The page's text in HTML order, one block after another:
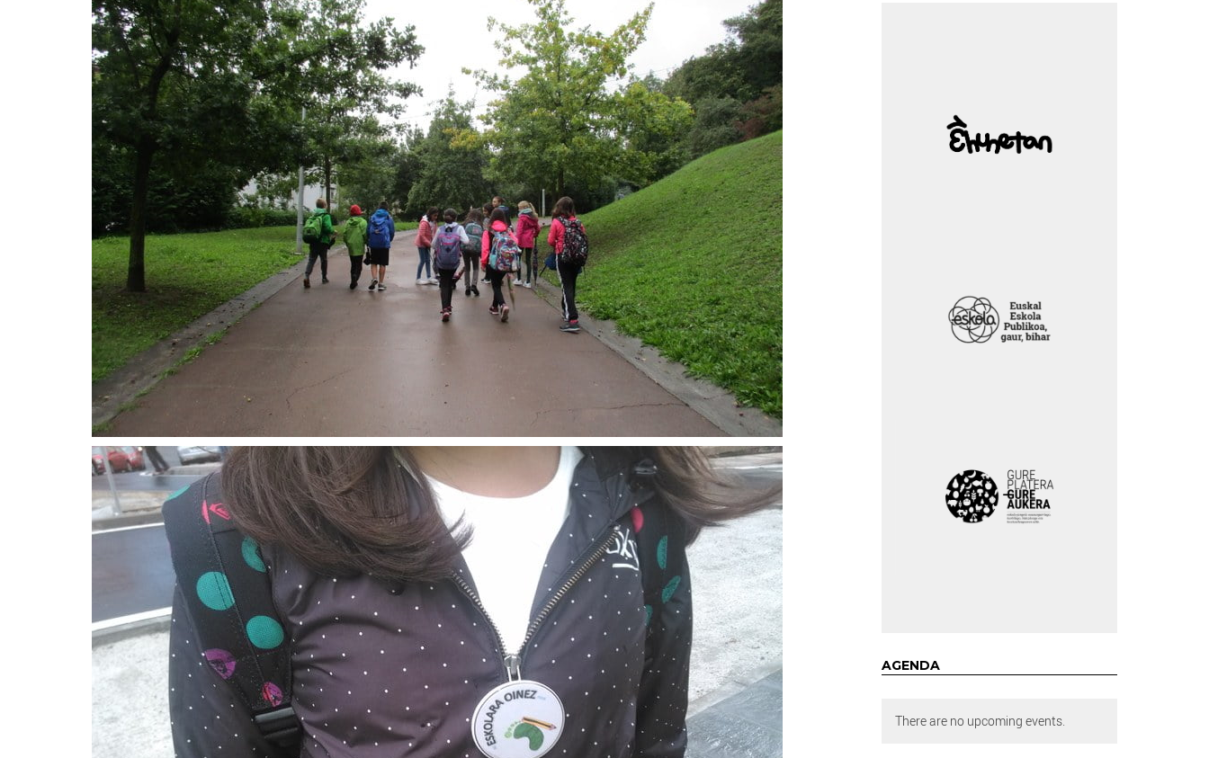
AGENDA
There are no upcoming events.